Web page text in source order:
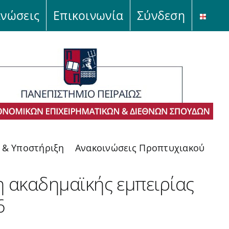
Επικοινωνία Σύνδεση
& Υποστήριξη Ανακοινώσεις Προπτυχιακού
εμπειρίας